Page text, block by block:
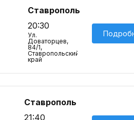
Ставрополь
20:30
Ул.
Доваторцев,
84/1,
Ставропольский
край
Ставрополь
21:40